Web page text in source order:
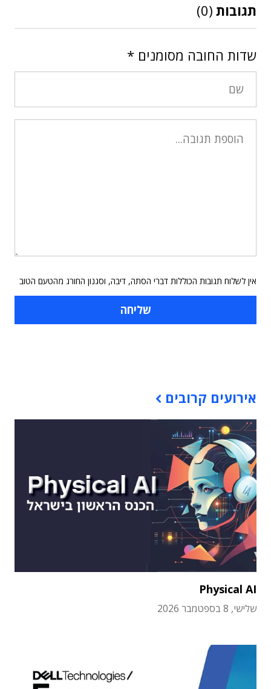
תגובות (0)
שדות החובה מסומנים *
אין לשלוח תגובות הכוללות דברי הסתה, דיבה, וסגנון החורג מהטעם הטוב
אירועים קרובים
Physical AI
שלישי, 8 בספטמבר 2026